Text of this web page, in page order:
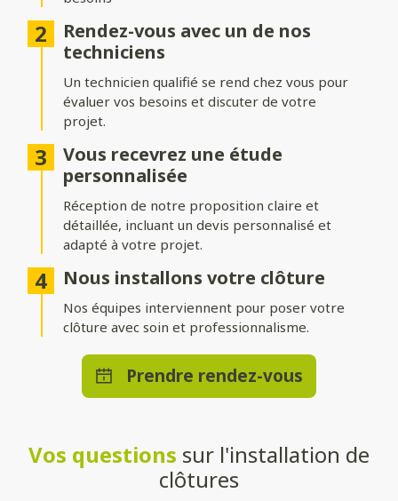
authentique.
: robuste et contemporain, avec une touche minérale.
: simple, efficace et modulable selon vos besoins.
Différentes options d’occultation
Selon vos envies et vos besoins, nos clôtures peuvent être :
Pleinement occultantes: pour garantir une intimité
maximale.
Ajourées
: pour laisser passer la lumière tout en délimitant
votre espace.
Brise-vue ou brise-vent: pour allier confort et esthétisme.
Une pose adaptée à votre terrain
Que vous souhaitiez une clôture posée directement au sol ou
Un large choix de teintes et de
Rendez-vous avec un de nos
techniciens
Un technicien qualifié se rend chez vous pour
évaluer vos besoins et discuter de votre
projet.
Vous recevrez une étude
personnalisée
Réception de notre proposition claire et
détaillée, incluant un devis personnalisé et
adapté à votre projet.
Nous installons votre clôture
Nos équipes interviennent pour poser votre
clôture avec soin et professionnalisme.
Prendre rendez-vous
Vos questions sur l'installation de
clôtures